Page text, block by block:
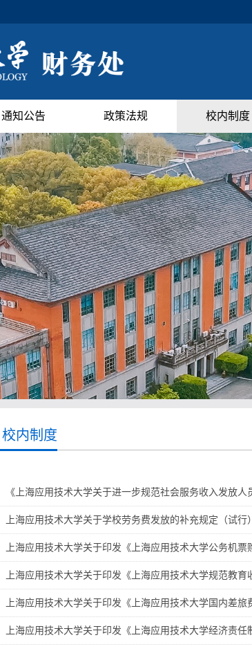
通知公告 政策法规 校内制度
校内制度
《上海应用技术大学关于进一步规范社会服务收入发放
上海应用技术大学关于学校劳务费发放的补充规定（试行）
上海应用技术大学关于印发《上海应用技术大学公务机票
上海应用技术大学关于印发《上海应用技术大学规范教育
上海应用技术大学关于印发《上海应用技术大学国内差旅
上海应用技术大学关于印发《上海应用技术大学经济责任